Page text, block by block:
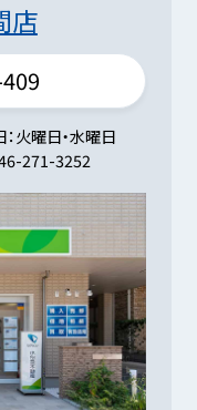
店
火曜日・水曜日
271-3252